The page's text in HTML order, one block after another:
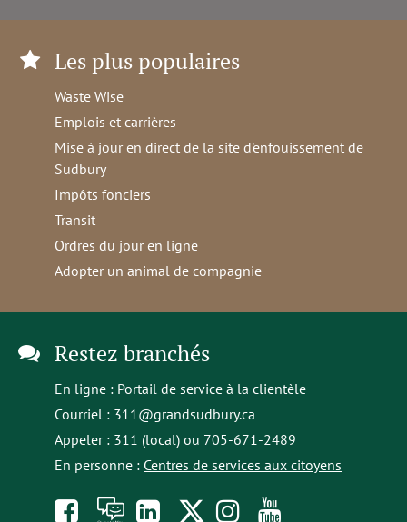
Les plus populaires
Waste Wise
Emplois et carrières
Mise à jour en direct de la site d'enfouissement de
Sudbury
Impôts fonciers
Transit
Ordres du jour en ligne
Adopter un animal de compagnie
Restez branchés
En ligne : Portail de service à la clientèle
Courriel : 311@grandsudbury.ca
Appeler : 311 (local) ou 705-671-2489
En personne : Centres de services aux citoyens
Like À opensFollowFollow